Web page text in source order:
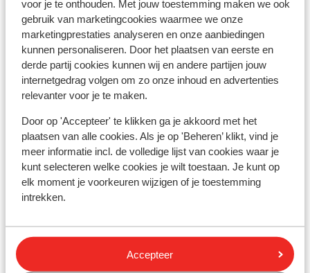
voor je te onthouden. Met jouw toestemming maken we ook
gebruik van marketingcookies waarmee we onze
marketingprestaties analyseren en onze aanbiedingen
kunnen personaliseren. Door het plaatsen van eerste en
derde partij cookies kunnen wij en andere partijen jouw
internetgedrag volgen om zo onze inhoud en advertenties
relevanter voor je te maken.
Door op 'Accepteer' te klikken ga je akkoord met het
plaatsen van alle cookies. Als je op 'Beheren’ klikt, vind je
meer informatie incl. de volledige lijst van cookies waar je
kunt selecteren welke cookies je wilt toestaan. Je kunt op
elk moment je voorkeuren wijzigen of je toestemming
intrekken.
Accepteer
Hôtel Font d'Argent Canillo
Hôtel Sporting
Hôtel Guillem
Hôtel Font d'Argent Pas de la Casa
Hôtel Himalaia Soldeu
Hôtel Ski Plaza
Hôtel Magic Pas